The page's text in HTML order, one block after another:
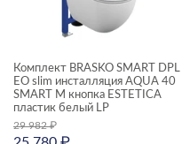
Комплект BRASKO SMART DPL
EO slim инсталляция AQUA 40
SMART M кнопка ESTETICA
пластик белый LP
29 982₽